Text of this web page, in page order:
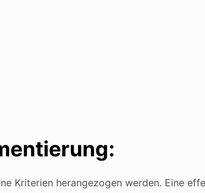
Kriterien herangezogen werden. Eine